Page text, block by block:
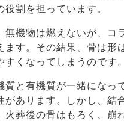
役割を担っています。
無機物は燃えないが、コ
ます。その結果、骨は形
すくなってしまうのです。
質と有機質が一緒になっ
があります。しかし、結
火葬後の骨はもろく、崩